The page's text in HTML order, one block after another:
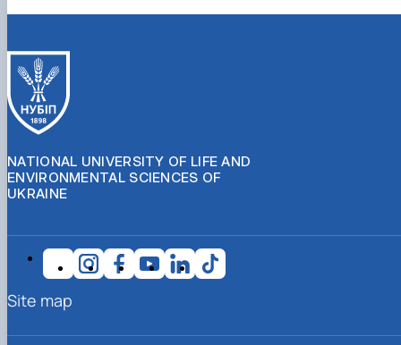
NATIONAL UNIVERSITY OF LIFE AND
ENVIRONMENTAL SCIENCES OF
UKRAINE
Site map